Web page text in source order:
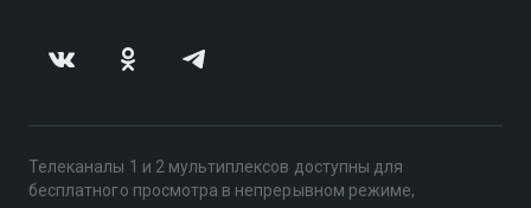
Телеканалы 1 и 2 мультиплексов доступны для
бесплатного просмотра в непрерывном режиме,